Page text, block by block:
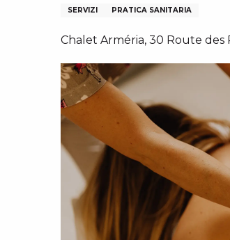
GRUPPI, COMITATI AZIENDALI
SERVIZI PRATICA SANITARIA
Chalet Arméria, 30 Route des